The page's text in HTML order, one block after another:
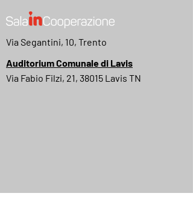
Via Segantini, 10, Trento
Auditorium Comunale di Lavis
Via Fabio Filzi, 21, 38015 Lavis TN